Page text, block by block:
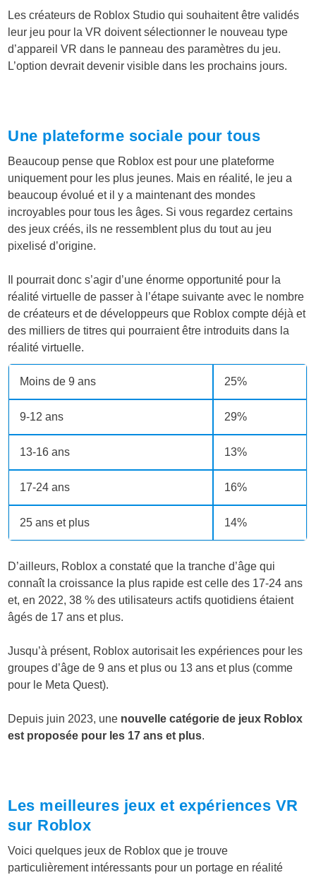
Les créateurs de Roblox Studio qui souhaitent être validés
leur jeu pour la VR doivent sélectionner le nouveau type
d’appareil VR dans le panneau des paramètres du jeu.
L’option devrait devenir visible dans les prochains jours.
Une plateforme sociale pour tous
Beaucoup pense que Roblox est pour une plateforme
uniquement pour les plus jeunes. Mais en réalité, le jeu a
beaucoup évolué et il y a maintenant des mondes
incroyables pour tous les âges. Si vous regardez certains
des jeux créés, ils ne ressemblent plus du tout au jeu
pixelisé d’origine.
Il pourrait donc s’agir d’une énorme opportunité pour la
réalité virtuelle de passer à l’étape suivante avec le nombre
de créateurs et de développeurs que Roblox compte déjà et
des milliers de titres qui pourraient être introduits dans la
réalité virtuelle.
Moins de 9 ans 25%
9-12 ans 29%
13-16 ans 13%
17-24 ans 16%
25 ans et plus 14%
D’ailleurs, Roblox a constaté que la tranche d’âge qui
connaît la croissance la plus rapide est celle des 17-24 ans
et, en 2022, 38 % des utilisateurs actifs quotidiens étaient
âgés de 17 ans et plus.
Jusqu’à présent, Roblox autorisait les expériences pour les
groupes d’âge de 9 ans et plus ou 13 ans et plus (comme
pour le Meta Quest).
Depuis juin 2023, une nouvelle catégorie de jeux Roblox
est proposée pour les 17 ans et plus.
Les meilleures jeux et expériences VR
sur Roblox
Voici quelques jeux de Roblox que je trouve
particulièrement intéressants pour un portage en réalité